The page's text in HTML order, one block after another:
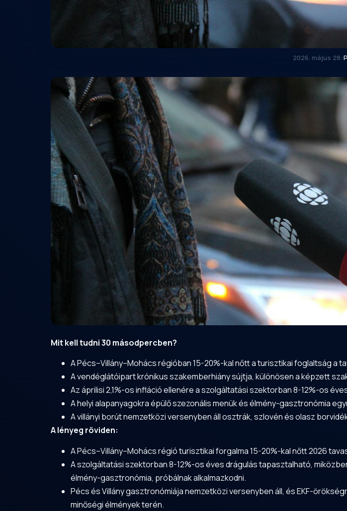
2026. május 28.·
Mit kell tudni 30 másodpercben?
A Pécs–Villány–Mohács régióban 15-20%-kal nőtt a turisztikai foglaltság a
A vendéglátóipart krónikus szakemberhiány sújtja, különösen a képzett
Az áprilisi 2,1%-os infláció ellenére a szolgáltatási szektorban 8-12%-os
A helyi alapanyagokra épülő szezonális menük és élmény-gasztronómia
A villányi borút nemzetközi versenyben áll osztrák, szlovén és olasz
A lényeg röviden:
A Pécs–Villány–Mohács régió turisztikai forgalma 15-20%-kal nőtt 2026
A szolgáltatási szektorban 8-12%-os éves drágulás tapasztalható,
élmény-gasztronómia, próbálnak alkalmazkodni.
Pécs és Villány gasztronómiája nemzetközi versenyben áll, és EKF-
minőségi élmények terén.